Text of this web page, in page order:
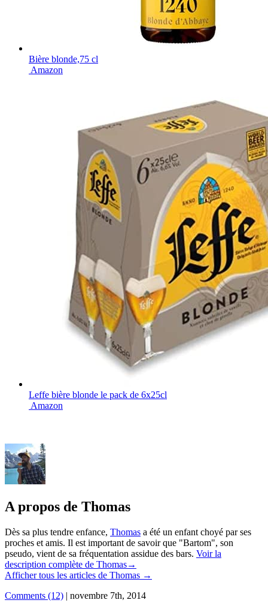
Bière blonde,75 cl
Amazon
Leffe bière blonde le pack de 6x25cl
Amazon
A propos de Thomas
Dès sa plus tendre enfance, Thomas a été un enfant choyé par ses
proches et amis. Il est important de savoir que "Bartom", son
pseudo, vient de sa fréquentation assidue des bars. Voir la
description complète de Thomas→
Afficher tous les articles de Thomas →
Comments (12) | novembre 7th, 2014